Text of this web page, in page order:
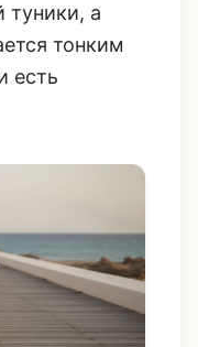
туники, а
тонким
есть